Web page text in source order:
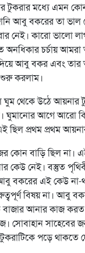
টুকরার মধ্যে এমন কোন
আবু বকরের তা ভাল
নেই। কারো ভালো
অনধিকার চর্চায়
আবু বকর এবং তার
শুরু করলাম।
থেকে উঠে আয়নার
ঘুমানোর আগে আরো
ছিল প্রথম প্রথম
কোন বাড়ি ছিল না।
কেউ নেই। বস্তুত
বকরের এই কেউ না-
বিষয় না। আবু
বাজার আনার কাজ
সোবাহান সাহেবের
পড়ে থাকতে